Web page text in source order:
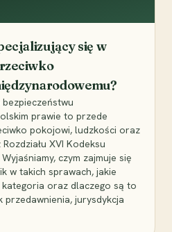
się w
prawie to przede
pokojowi, ludzkości oraz
XVI Kodeksu
czym zajmuje się
w takich sprawach, jakie
oraz dlaczego są to
przedawnienia, jurysdykcja